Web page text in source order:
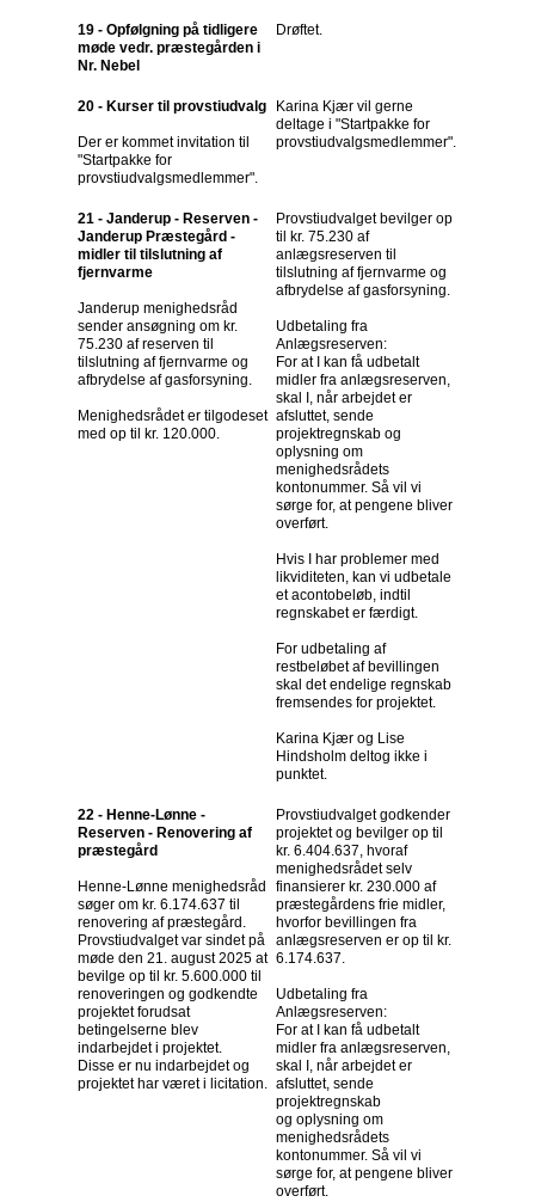
19 - Opfølgning på tidligere
møde vedr. præstegården i
Nr. Nebel
Drøftet.
20 - Kurser til provstiudvalg
Der er kommet invitation til
"Startpakke for
provstiudvalgsmedlemmer".
Karina Kjær vil gerne
deltage i "Startpakke for
provstiudvalgsmedlemmer".
21 - Janderup - Reserven -
Janderup Præstegård -
midler til tilslutning af
fjernvarme
Janderup menighedsråd
sender ansøgning om kr.
75.230 af reserven til
tilslutning af fjernvarme og
afbrydelse af gasforsyning.
Menighedsrådet er tilgodeset
med op til kr. 120.000.
Provstiudvalget bevilger op
til kr. 75.230 af
anlægsreserven til
tilslutning af fjernvarme og
afbrydelse af gasforsyning.
Udbetaling fra
Anlægsreserven:
For at I kan få udbetalt
midler fra anlægsreserven,
skal I, når arbejdet er
afsluttet, sende
projektregnskab og
oplysning om
menighedsrådets
kontonummer. Så vil vi
sørge for, at pengene bliver
overført.
Hvis I har problemer med
likviditeten, kan vi udbetale
et acontobeløb, indtil
regnskabet er færdigt.
For udbetaling af
restbeløbet af bevillingen
skal det endelige regnskab
fremsendes for projektet.
Karina Kjær og Lise
Hindsholm deltog ikke i
punktet.
22 - Henne-Lønne -
Reserven - Renovering af
præstegård
Henne-Lønne menighedsråd
søger om kr. 6.174.637 til
renovering af præstegård.
Provstiudvalget var sindet på
møde den 21. august 2025 at
bevilge op til kr. 5.600.000 til
renoveringen og godkendte
projektet forudsat
betingelserne blev
indarbejdet i projektet.
Disse er nu indarbejdet og
projektet har været i licitation.
Provstiudvalget godkender
projektet og bevilger op til
kr. 6.404.637, hvoraf
menighedsrådet selv
finansierer kr. 230.000 af
præstegårdens frie midler,
hvorfor bevillingen fra
anlægsreserven er op til kr.
6.174.637.
Udbetaling fra
Anlægsreserven:
For at I kan få udbetalt
midler fra anlægsreserven,
skal I, når arbejdet er
afsluttet, sende
projektregnskab
og oplysning om
menighedsrådets
kontonummer. Så vil vi
sørge for, at pengene bliver
overført.